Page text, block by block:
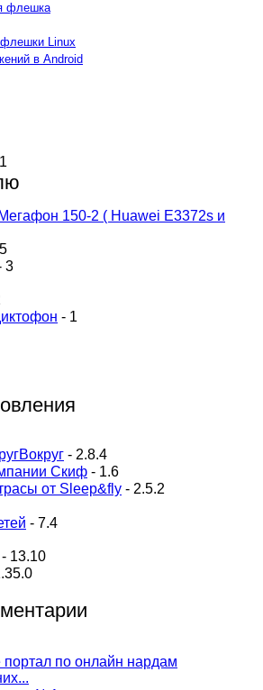
флешка
флешки Linux
в Android
150-2 ( Huawei E3372s и
3
- 1
- 2.8.4
Скиф - 1.6
от Sleep&fly - 2.5.2
- 7.4
- 13.10
по онлайн нардам